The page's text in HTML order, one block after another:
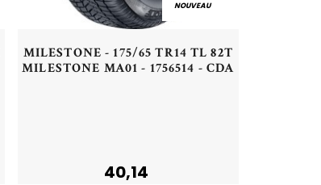
NOUVEAU
MILESTONE - 175/65 TR14 TL 82T
MILESTONE MA01 - 1756514 - CDA
40,14